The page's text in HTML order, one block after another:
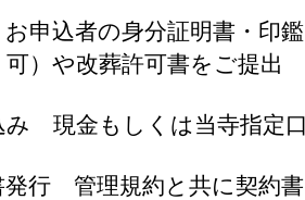
込者の身分証明書・印鑑
や改葬許可書をご提出
現金もしくは当寺指定
行 管理規約と共に契約